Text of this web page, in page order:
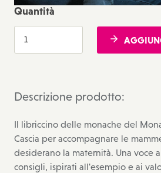
Quantità
Descrizione prodotto:
Il libriccino delle monache del
Cascia per accompagnare le
desiderano la maternità. Una voce
consigli, ispirati all'esempio e ai